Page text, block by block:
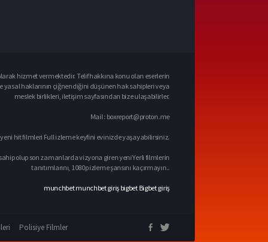
hizmet vermektedir. Telif hakkına konu olan eserlerin
yasal haklarının çiğnendiğini düşünen hak sahipleri veya
meslek birlikleri, iletişim sayfasından bize ulaşabilirler.
Mail : boxreport@proton.me
yeni hit filmleri Full izleme keyfini evinizde yaşayabilirsiniz.
olup son zamanlarda vizyona giren yeni Yerli filmlerin
tanıtımlarını, 1080p izleme şansını kaçırmayın..
munchbetmunchbet giriş bigbet Bigbet giriş
Polisiye Filmler